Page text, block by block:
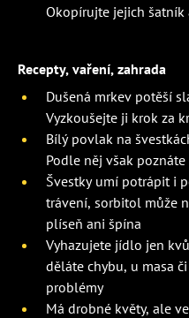
Okopírujte jejich šatník
Recepty, vaření, zahrada
Dušená mrkev potěší
Vyzkoušejte ji krok za
Bílý povlak na
Podle něj však
Švestky umí potrápit i
trávení, sorbitol může
plíseň ani špína
Vyhazujete jídlo jen
děláte chybu, u masa
problémy
Má drobné květy, ale